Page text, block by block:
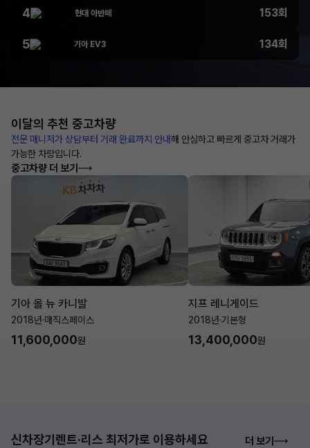
4 현대 아반떼 153회
5 기아 EV3 134회
이달의 추천 중고차량
전문 매니저가 상담부터 거래 완료까지 안내해 안심하고 빠르게 중고차 거래가
가능한 차량입니다.
중고차량 더 보기
기아 올 뉴 카니발
2018년·매직스페이스
11,600,000원
지프 레니게이드
2018년·기본형
13,400,000원
신차장기렌트·리스 최저가로 이용하세요 더 보기